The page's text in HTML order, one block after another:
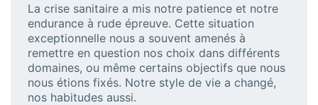
La crise sanitaire a mis notre patience et notre
endurance à rude épreuve. Cette situation
exceptionnelle nous a souvent amenés à
remettre en question nos choix dans différents
domaines, ou même certains objectifs que nous
nous étions fixés. Notre style de vie a changé,
nos habitudes aussi.